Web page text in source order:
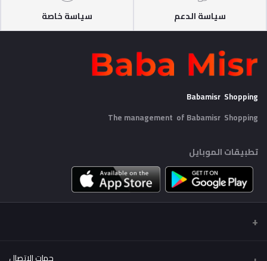
سياسة الدعم سياسة خاصة
Babamisr Shopping
The management of Babamisr Shopping
تطبيقات الموبايل